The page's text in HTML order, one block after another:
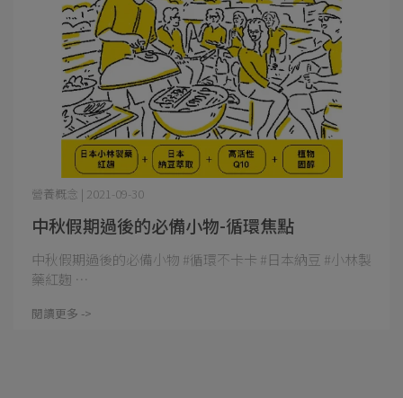
中秋假期過後的必備小物-循環焦點
營養概念 | 2021-09-30
中秋假期過後的必備小物 #循環不卡卡 #日本納豆 #小林製
藥紅麴 ⋯
閱讀更多 ->